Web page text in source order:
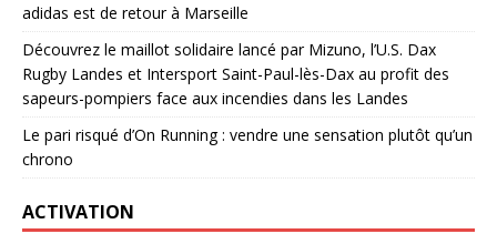
adidas est de retour à Marseille
Découvrez le maillot solidaire lancé par Mizuno, l’U.S. Dax
Rugby Landes et Intersport Saint-Paul-lès-Dax au profit des
sapeurs-pompiers face aux incendies dans les Landes
Le pari risqué d’On Running : vendre une sensation plutôt qu’un
chrono
ACTIVATION